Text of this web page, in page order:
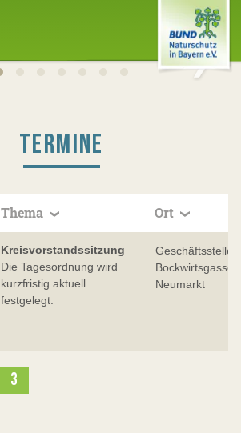
TERMINE
Thema Ort
Kreisvorstandssitzung
Die Tagesordnung wird
kurzfristig aktuell
festgelegt.
Geschäftsstelle,
Bockwirtsgasse
Neumarkt
3